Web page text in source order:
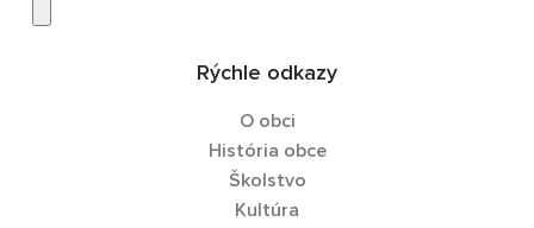
Rýchle odkazy
O obci
História obce
Školstvo
Kultúra